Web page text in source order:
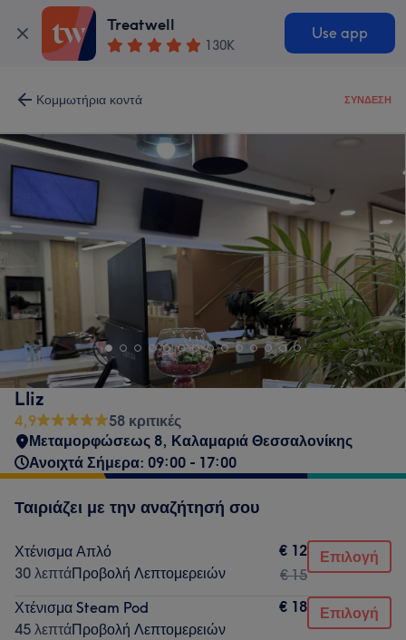
Treatwell
130K
Use app
Κομμωτήρια κοντά ΣΎΝΔΕΣΗ
Lliz
4,9
58 κριτικές
Μεταμορφώσεως 8, Καλαμαριά Θεσσαλονίκης
Ανοιχτά Σήμερα: 09:00 - 17:00
Ταιριάζει με την αναζήτησή σου
Χτένισμα Απλό
30 λεπτάΠροβολή Λεπτομερειών
€ 12
€ 15
Επιλογή
Χτένισμα Steam Pod
45 λεπτάΠροβολή Λεπτομερειών
€ 18 Επιλογή